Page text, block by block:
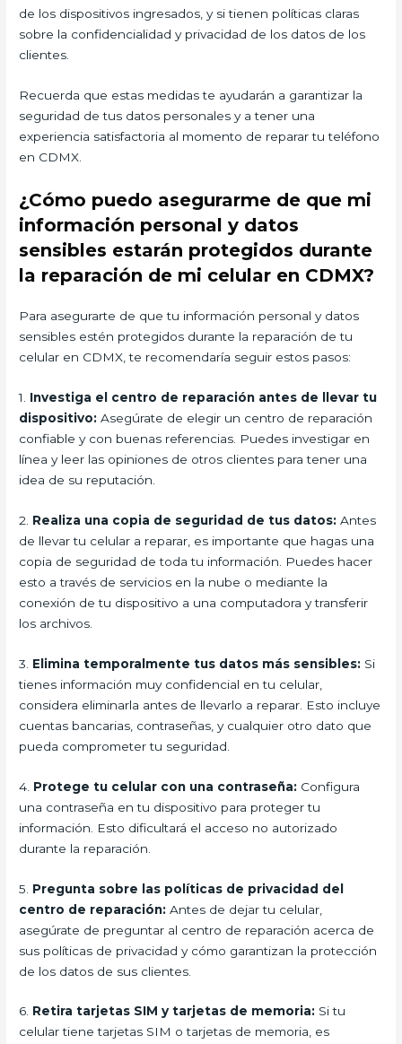
de los dispositivos ingresados, y si tienen políticas claras
sobre la confidencialidad y privacidad de los datos de los
clientes.
Recuerda que estas medidas te ayudarán a garantizar la
seguridad de tus datos personales y a tener una
experiencia satisfactoria al momento de reparar tu teléfono
en CDMX.
¿Cómo puedo asegurarme de que mi
información personal y datos
sensibles estarán protegidos durante
la reparación de mi celular en CDMX?
Para asegurarte de que tu información personal y datos
sensibles estén protegidos durante la reparación de tu
celular en CDMX, te recomendaría seguir estos pasos:
1. Investiga el centro de reparación antes de llevar tu
dispositivo: Asegúrate de elegir un centro de reparación
confiable y con buenas referencias. Puedes investigar en
línea y leer las opiniones de otros clientes para tener una
idea de su reputación.
2. Realiza una copia de seguridad de tus datos: Antes
de llevar tu celular a reparar, es importante que hagas una
copia de seguridad de toda tu información. Puedes hacer
esto a través de servicios en la nube o mediante la
conexión de tu dispositivo a una computadora y transferir
los archivos.
3. Elimina temporalmente tus datos más sensibles: Si
tienes información muy confidencial en tu celular,
considera eliminarla antes de llevarlo a reparar. Esto incluye
cuentas bancarias, contraseñas, y cualquier otro dato que
pueda comprometer tu seguridad.
4. Protege tu celular con una contraseña: Configura
una contraseña en tu dispositivo para proteger tu
información. Esto dificultará el acceso no autorizado
durante la reparación.
5. Pregunta sobre las políticas de privacidad del
centro de reparación: Antes de dejar tu celular,
asegúrate de preguntar al centro de reparación acerca de
sus políticas de privacidad y cómo garantizan la protección
de los datos de sus clientes.
6. Retira tarjetas SIM y tarjetas de memoria: Si tu
celular tiene tarjetas SIM o tarjetas de memoria, es